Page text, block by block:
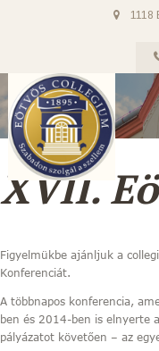
1118
XVII.
Figyelmükbe ajánljuk a
Konferenciát.
A többnapos konferencia,
ben és 2014-ben is elnyerte
pályázatot követően – az